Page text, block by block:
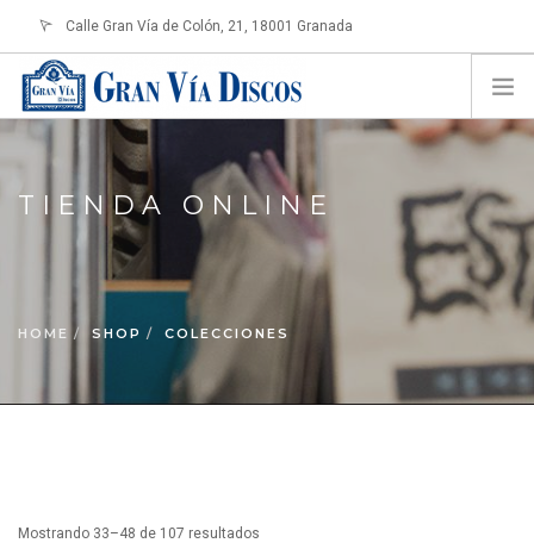
Calle Gran Vía de Colón, 21, 18001 Granada
info@granviadiscos.com
TIENDA ONLINE
SOBRE NOSOTROS
SHOPPING CART
TIENDA ONLINE
HOME SHOP COLECCIONES
Mostrando 33–48 de 107 resultados